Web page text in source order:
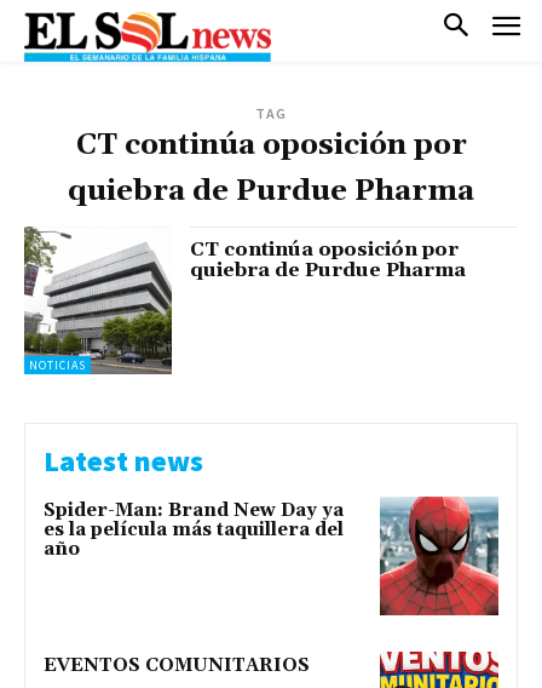
TAG
CT continúa oposición por
quiebra de Purdue Pharma
NOTICIAS
CT continúa oposición por
quiebra de Purdue Pharma
Latest news
Spider-Man: Brand New Day ya
es la película más taquillera del
año
EVENTOS COMUNITARIOS